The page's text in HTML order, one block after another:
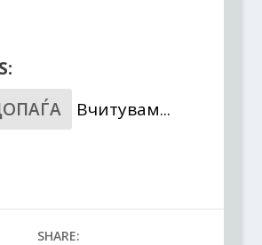
Вчитувам...
SHARE: